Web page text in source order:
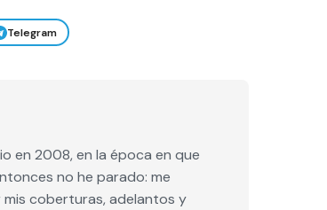
Telegram
en 2008, en la época en que
no he parado: me
coberturas, adelantos y